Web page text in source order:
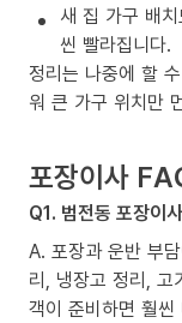
새 집 가구 배
씬 빨라집니다.
정리는 나중에 할
워 큰 가구 위치만
포장이사
Q1. 범전동 포장이
A. 포장과 운반 부
리, 냉장고 정리,
객이 준비하면 훨씬